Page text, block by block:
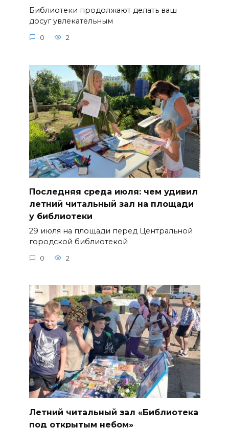
Библиотеки продолжают делать ваш
досуг увлекательным
0 2
Последняя среда июля: чем удивил
летний читальный зал на площади
у библиотеки
29 июля на площади перед Центральной
городской библиотекой
0 2
Летний читальный зал «Библиотека
под открытым небом»